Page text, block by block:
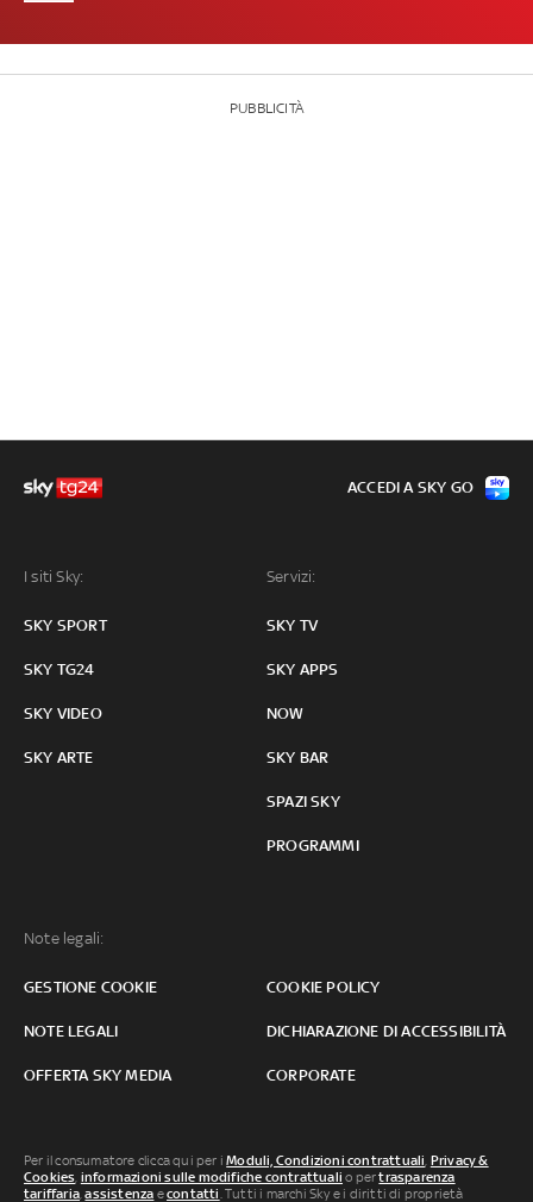
PUBBLICITÀ
I siti Sky:
SKY SPORT
SKY TG24
SKY VIDEO
SKY ARTE
Servizi:
SKY TV
SKY APPS
NOW
SKY BAR
SPAZI SKY
PROGRAMMI
Note legali:
GESTIONE COOKIE COOKIE POLICY
NOTE LEGALI DICHIARAZIONE DI ACCESSIBILITÀ
OFFERTA SKY MEDIA CORPORATE
ACCEDI A SKY GO
Per il consumatore clicca qui per iModuli, Condizioni contrattuali, Privacy &
Cookies, informazioni sulle modifiche contrattuali o pertrasparenza
tariffaria,assistenza econtatti. Tutti i marchi Sky e i diritti di proprietà